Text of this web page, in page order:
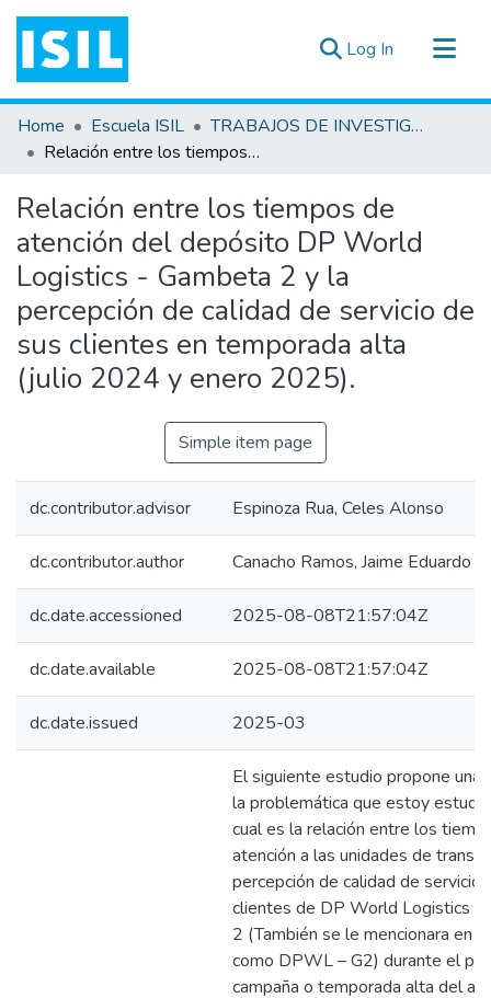
Log In (current)
All of DSpace
Statistics
Documentos ▾
Home Escuela ISIL
TRABAJOS DE INVESTIGACIÓN
Relación entre los tiempos de atención del depósito DP World Logistics - Gambeta 2 y la percepción de calidad de servicio de sus clientes en temporada alta (julio 2024 y enero 2025).
Relación entre los tiempos de
atención del depósito DP World
Logistics - Gambeta 2 y la
percepción de calidad de servicio de
sus clientes en temporada alta
(julio 2024 y enero 2025).
Simple item page
dc.contributor.advisor Espinoza Rua, Celes Alonso
dc.contributor.author Canacho Ramos, Jaime Eduardo
dc.date.accessioned 2025-08-08T21:57:04Z
dc.date.available 2025-08-08T21:57:04Z
dc.date.issued 2025-03
El siguiente estudio propone una
la problemática que estoy
cual es la relación entre los
atención a las unidades de
percepción de calidad de servicio
clientes de DP World Logistics –
2 (También se le mencionara en
como DPWL – G2) durante el
campaña o temporada alta del